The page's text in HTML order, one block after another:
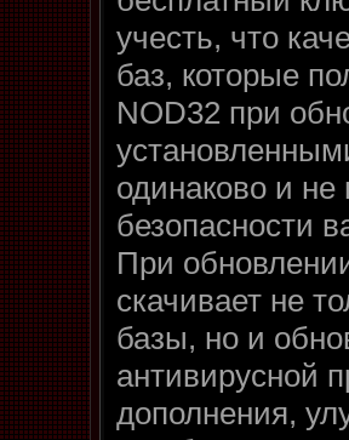
учесть, что
баз, которые
NOD32 при
одинаково и не
безопасности
При
скачивает не
базы, но и
антивирусной
дополнения,